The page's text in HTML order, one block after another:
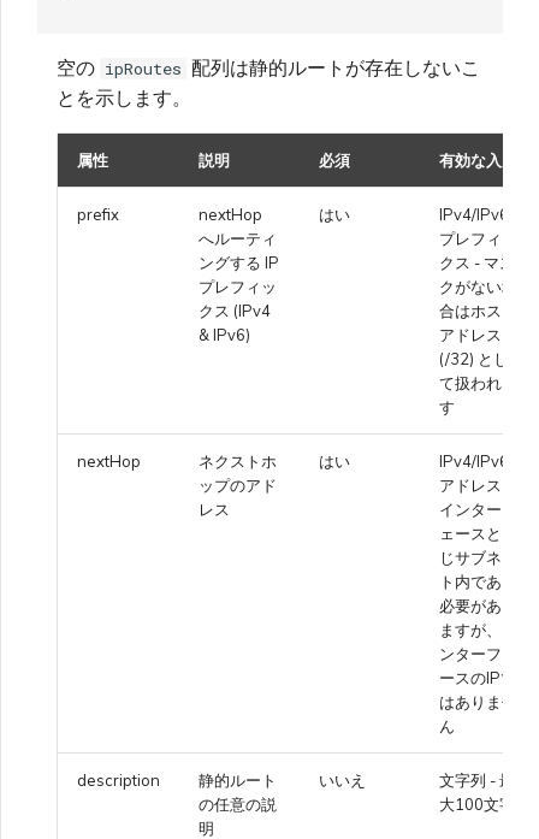
空の ipRoutes 配列は静的ルートが存在しないこ
とを示します。
属性 説明 必須 有効な入力
prefix
nextHop
へルーティ
ングする IP
プレフィッ
クス (IPv4
& IPv6)
はい
IPv4/IPv6
プレフィッ
クス - マス
クがない場
合はホスト
アドレス
(/32) とし
て扱われま
す
nextHop
ネクストホ
ップのアド
レス
はい
IPv4/IPv6
アドレス -
インターフ
ェースと同
じサブネッ
ト内である
必要があり
ますが、イ
ンターフェ
ースのIPで
はありませ
ん
description
静的ルート
の任意の説
明
いいえ
文字列 - 最
大100文字